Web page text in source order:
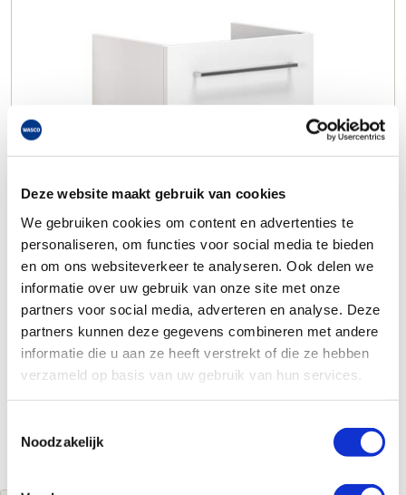
Deze website maakt gebruik van cookies
We gebruiken cookies om content en advertenties te
personaliseren, om functies voor social media te bieden
en om ons websiteverkeer te analyseren. Ook delen we
informatie over uw gebruik van onze site met onze
partners voor social media, adverteren en analyse. Deze
partners kunnen deze gegevens combineren met andere
informatie die u aan ze heeft verstrekt of die ze hebben
verzameld op basis van uw gebruik van hun services.
Noodzakelijk